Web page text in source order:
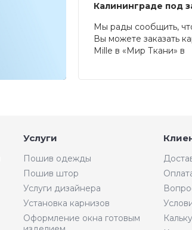
Калининграде под
Мы рады сообщить,
Вы можете заказать
Mille в «Мир Ткани» в
Услуги
Пошив одежды
Пошив штор
Услуги дизайнера
Установка карнизов
Оформление окна готовым